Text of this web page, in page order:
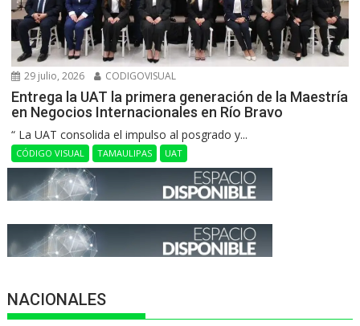
29 julio, 2026 CODIGOVISUAL
Entrega la UAT la primera generación de la Maestría
en Negocios Internacionales en Río Bravo
“ La UAT consolida el impulso al posgrado y...
CÓDIGO VISUAL TAMAULIPAS UAT
NACIONALES